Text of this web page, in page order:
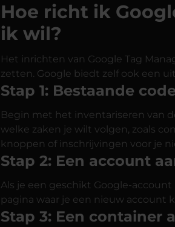
Hoe richt ik
ik wil?
Het inrichten van Google Tag
zetten. Google biedt zelf ook een
Stap 1: Bestaande
Begin met het inventariseren van
welke zaken je wilt volgen, zoals
knoppen of inschrijvingen voor je
Stap 2: Een account
Als je een geschikt Google-
pagina waar je een nieuw account
Stap 3: Een container